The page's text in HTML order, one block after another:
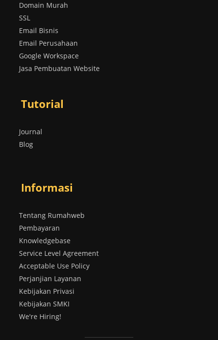
Domain Murah
SSL
Email Bisnis
Email Perusahaan
Google Workspace
Jasa Pembuatan Website
Tutorial
Journal
Blog
Informasi
Tentang Rumahweb
Pembayaran
Knowledgebase
Service Level Agreement
Acceptable Use Policy
Perjanjian Layanan
Kebijakan Privasi
Kebijakan SMKI
We're Hiring!